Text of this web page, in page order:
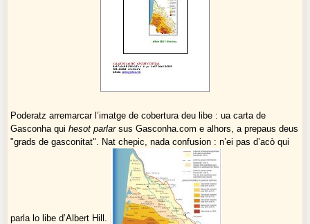
Poderatz arremarcar l’imatge de cobertura deu libe : ua carta de
Gasconha quihesot parlarsus Gasconha.com e alhors, a prepaus deus
"grads de gasconitat". Nat chepic, nada confusion : n’ei pas d’acò qui
parla lo libe d’Albert Hill.